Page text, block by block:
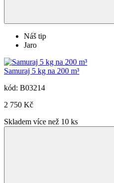
Náš tip
Jaro
Samuraj 5 kg na 200 m³
kód: B03214
2 750 Kč
Skladem více než 10 ks